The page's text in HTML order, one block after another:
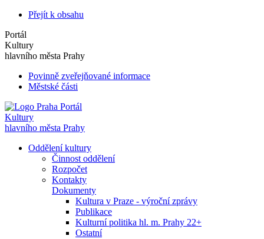
Přejít k obsahu
Portál
Kultury
hlavního města Prahy
Povinně zveřejňované informace
Městské části
Portál
Kultury
hlavního města Prahy
Oddělení kultury
Činnost oddělení
Rozpočet
Kontakty
Dokumenty
Kultura v Praze - výroční zprávy
Publikace
Kulturní politika hl. m. Prahy 22+
Ostatní